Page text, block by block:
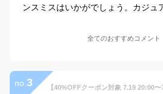
ンスミスはいかがでしょう。カジュ
全てのおすすめコメント
no. 3